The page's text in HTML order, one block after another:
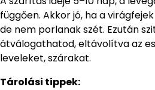
függően. Akkor jó, ha a
de nem porlanak szét. Ezután
átválogathatod, eltávolítva az
leveleket, szárakat.
Tárolási tippek: